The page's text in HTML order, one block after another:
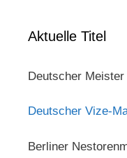
Aktuelle Titel
Deutscher
Deutscher Vize-
Berliner